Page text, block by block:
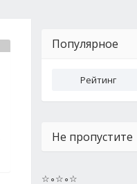
Популярное
Рейтинг
Не пропустите
☆∘☆∘☆